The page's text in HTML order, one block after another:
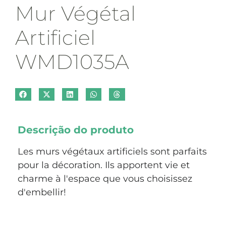
Mur Végétal
Artificiel
WMD1035A
Descrição do produto
Les murs végétaux artificiels sont parfaits
pour la décoration. Ils apportent vie et
charme à l'espace que vous choisissez
d'embellir!